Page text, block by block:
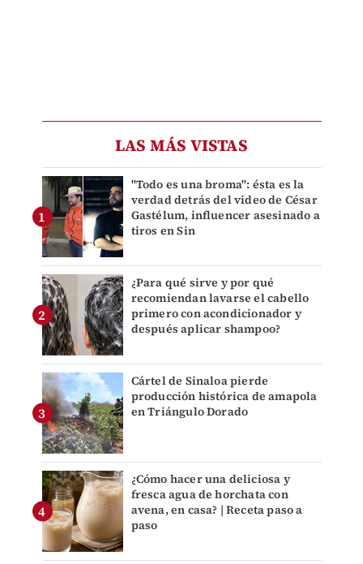
LAS MÁS VISTAS
"Todo es una broma": ésta es la
verdad detrás del video de César
Gastélum, influencer asesinado a
tiros en Sin
¿Para qué sirve y por qué
recomiendan lavarse el cabello
primero con acondicionador y
después aplicar shampoo?
Cártel de Sinaloa pierde
producción histórica de amapola
en Triángulo Dorado
¿Cómo hacer una deliciosa y
fresca agua de horchata con
avena, en casa? | Receta paso a
paso